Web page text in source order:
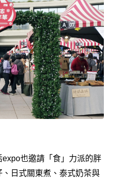
也邀請「食」力派的胖
日式關東煮、泰式奶茶與